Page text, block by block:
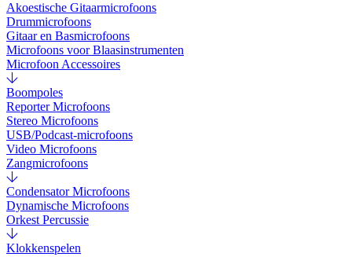
Akoestische Gitaarmicrofoons
Drummicrofoons
Gitaar en Basmicrofoons
Microfoons voor Blaasinstrumenten
Microfoon Accessoires
Boompoles
Reporter Microfoons
Stereo Microfoons
USB/Podcast-microfoons
Video Microfoons
Zangmicrofoons
Condensator Microfoons
Dynamische Microfoons
Orkest Percussie
Klokkenspelen